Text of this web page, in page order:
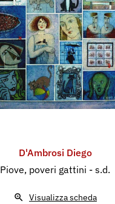
D'Ambrosi Diego
Piove, poveri gattini - s.d.
Visualizza scheda